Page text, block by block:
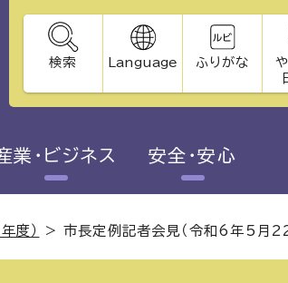
検索 Language ふりがな
業・ビジネス 安全・安心
度） >市長定例記者会見（令和6年5月22